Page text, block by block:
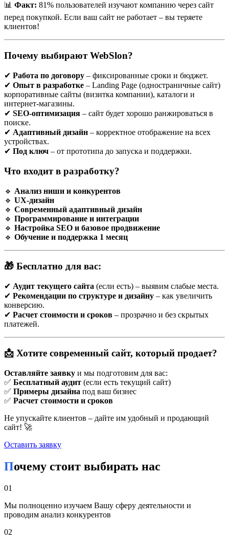
Landing page (от англ. landing — приземление) — это
отдельная веб-страница, созданная специально для рекламной
landing page имеет одну четкую цель — побудить пользователя
к действию: оставить заявку, заказать услугу, купить товар,
подписаться на рассылку и т. д.
Основные особенности landing page:
Узкая целевая направленность
Минимизация отвлекающих элементов
Яркий и запоминающийся дизайн
Четкий призыв к действию (CTA — call to action)
Форма обратной связи или заказа
Почему landing page важен для бизнеса?
Классический сайт подходит для общего ознакомления с
компанией, но не всегда эффективен в конверсии посетителей
в клиентов. Landing page же нацелен именно на конверсию.
Он строится таким образом, чтобы посетитель совершил одно
конкретное действие.
Высокая конверсия. Правильно спроектированная
страница может значительно увеличить количество
заявок или заказов.
Эффективность рекламы. При запуске контекстной
рекламы или таргетированного трафика landing page
позволяет лучше конвертировать посетителей.
Простота анализа. Из-за узкой цели и минимума
информации, проще отслеживать эффективность и
проводить A/B тестирование.
Быстрая реализация. Landing page проще и быстрее
разработать, чем полноценный сайт, особенно если у вас
Как заказать landing page в Бресте?
Если вы находитесь в Бресте и хотите создать landing page,
важно подойти к процессу осознанно. Вот основные этапы:
1. Определите цель страницы
Первым делом вы должны четко понимать, чего вы хотите
достичь: продажа товара, сбор заявок, запись на консультацию
2. Подготовьте материалы
📊 Факт: 81% пользователей изучают компанию через сайт
перед покупкой. Если ваш сайт не работает – вы теряете
клиентов!
Почему выбирают WebSlon?
✔ Работа по договору – фиксированные сроки и бюджет.
✔ Опыт в разработке – Landing Page (одностраничные сайт)
корпоративные сайты (визитка компании), каталоги и
интернет-магазины.
✔ SEO-оптимизация – сайт будет хорошо ранжироваться в
поиске.
✔ Адаптивный дизайн – корректное отображение на всех
устройствах.
✔ Под ключ – от прототипа до запуска и поддержки.
Что входит в разработку?
🔹 Анализ ниши и конкурентов
🔹 UX-дизайн
🔹 Современный адаптивный дизайн
🔹 Программирование и интеграции
🔹 Настройка SEO и базовое продвижение
🔹 Обучение и поддержка 1 месяц
🎁 Бесплатно для вас:
✔ Аудит текущего сайта (если есть) – выявим слабые места.
✔ Рекомендации по структуре и дизайну – как увеличить
конверсию.
✔ Расчет стоимости и сроков – прозрачно и без скрытых
платежей.
📩 Хотите современный сайт, который продает?
Оставляйте заявку и мы подготовим для вас:
✅ Бесплатный аудит (если есть текущий сайт)
✅ Примеры дизайна под ваш бизнес
✅ Расчет стоимости и сроков
Не упускайте клиентов – дайте им удобный и продающий
сайт! 🚀
Оставить заявку
Почему стоит выбирать нас
01
Мы полноценно изучаем Вашу сферу деятельности и
проводим анализ конкурентов
02